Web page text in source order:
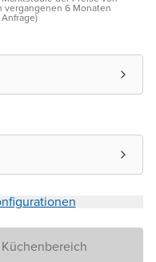
6 Monaten